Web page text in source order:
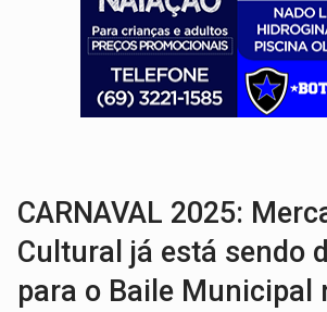
CELEBRAÇÃO: Cerejeiras
SAÚDE: Anvisa desmente boato
VÍDEO:Pitbulls fogem de
CARNAVAL 2025:
Cultural já está sendo
para o Baile Municipal